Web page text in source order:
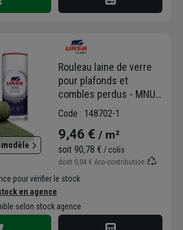
modèle
Rouleau laine de verre
pour plafonds et
combles perdus - MNU
40 Ursa - R=2,50 m².K/W
ép.100 MM
Code : 148702-1
9,46 € / m²
soit 90,78 € / colis
dont 0,04 € éco-contribution
pour vérifier le stock
en agence
selon stock agence